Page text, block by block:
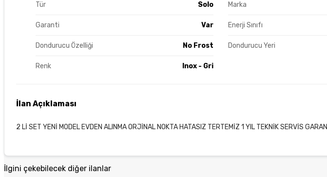
Tür Solo Marka
Garanti Var Enerji Sınıfı
Dondurucu Özelliği No Frost Dondurucu Yeri
Renk Inox - Gri
İlan Açıklaması
2 Lİ SET YENİ MODEL EVDEN ALINMA ORJİNAL NOKTA HATASIZ TERTEMİZ 1 YIL TEKNİK SERVİS
İlgini çekebilecek diğer ilanlar